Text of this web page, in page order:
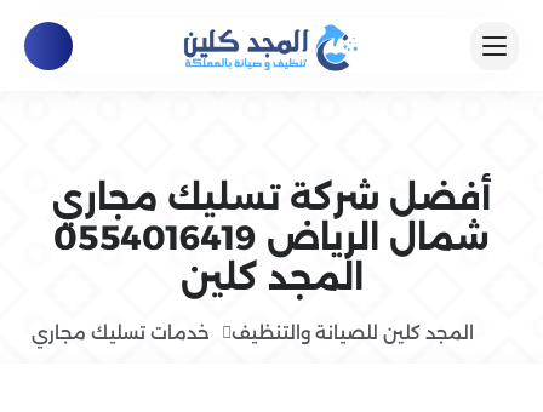
أفضل شركة تسليك مجاري
شمال الرياض 0554016419
المجد كلين
المجد كلين للصيانة والتنظيف خدمات تسليك مجاري